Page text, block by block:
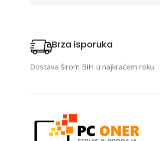
Brza isporuka
Dostava širom BiH u najkraćem roku.